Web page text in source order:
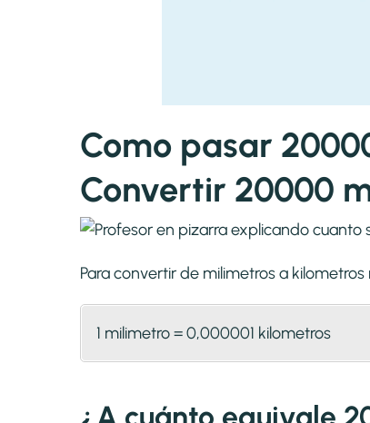
Como pasar
Convertir 20000
Para convertir de milimetros a
1 milimetro = 0,000001 kilometros